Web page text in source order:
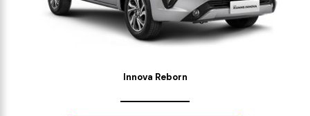
Innova Reborn